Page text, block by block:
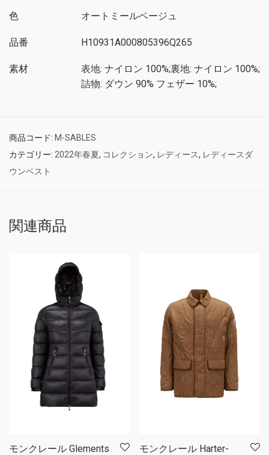
色 オートミールベージュ
品番 H10931A000805396Q265
素材
表地: ナイロン 100%;裏地: ナイロン 100%;
詰物: ダウン 90% フェザー 10%;
商品コード: M-SABLES
カテゴリー: 2022年春夏, コレクション, レディース, レディースダ
ウンベスト
関連商品
モンクレール Glements
モンクレール Harter-